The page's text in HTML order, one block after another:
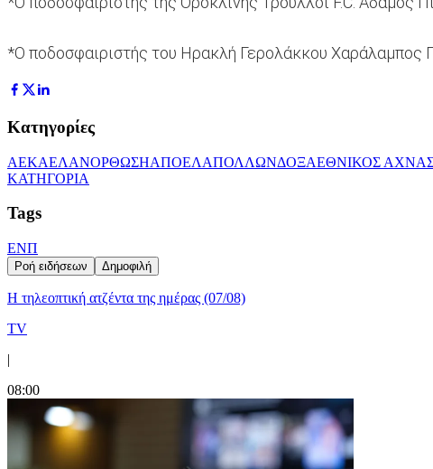
*Ο ποδοσφαιριστής του Ηρακλή Γερολάκκου Χαράλαμπος
Κατηγορίες
ΑΕΚΑΕΛΑΝΟΡΘΩΣΗΑΠΟΕΛΑΠΟΛΛΩΝΔΟΞΑΕΘΝΙΚΟΣ
ΚΑΤΗΓΟΡΙΑ
Tags
ΕΝΠ
Ροή ειδήσεων Δημοφιλή
Η τηλεοπτική ατζέντα της ημέρας (07/08)
TV
|
08:00